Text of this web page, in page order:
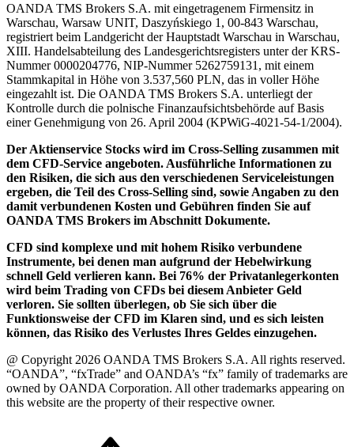
OANDA TMS Brokers S.A. mit eingetragenem Firmensitz in
Warschau, Warsaw UNIT, Daszyńskiego 1, 00-843 Warschau,
registriert beim Landgericht der Hauptstadt Warschau in Warschau,
XIII. Handelsabteilung des Landesgerichtsregisters unter der KRS-
Nummer 0000204776, NIP-Nummer 5262759131, mit einem
Stammkapital in Höhe von 3.537,560 PLN, das in voller Höhe
eingezahlt ist. Die OANDA TMS Brokers S.A. unterliegt der
Kontrolle durch die polnische Finanzaufsichtsbehörde auf Basis
einer Genehmigung von 26. April 2004 (KPWiG-4021-54-1/2004).
Der Aktienservice Stocks wird im Cross-Selling zusammen mit
dem CFD-Service angeboten. Ausführliche Informationen zu
den Risiken, die sich aus den verschiedenen Serviceleistungen
ergeben, die Teil des Cross-Selling sind, sowie Angaben zu den
damit verbundenen Kosten und Gebühren finden Sie auf
OANDA TMS Brokers im Abschnitt Dokumente.
CFD sind komplexe und mit hohem Risiko verbundene
Instrumente, bei denen man aufgrund der Hebelwirkung
schnell Geld verlieren kann. Bei 76% der Privatanlegerkonten
wird beim Trading von CFDs bei diesem Anbieter Geld
verloren. Sie sollten überlegen, ob Sie sich über die
Funktionsweise der CFD im Klaren sind, und es sich leisten
können, das Risiko des Verlustes Ihres Geldes einzugehen.
@ Copyright 2026 OANDA TMS Brokers S.A. All rights reserved.
“OANDA”, “fxTrade” and OANDA’s “fx” family of trademarks are
owned by OANDA Corporation. All other trademarks appearing on
this website are the property of their respective owner.